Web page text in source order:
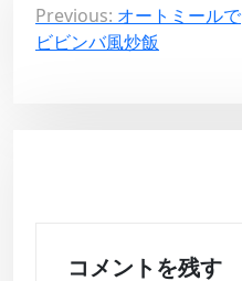
投
稿
Previous: オートミールで
ビビンバ風炒飯
コメントを残す